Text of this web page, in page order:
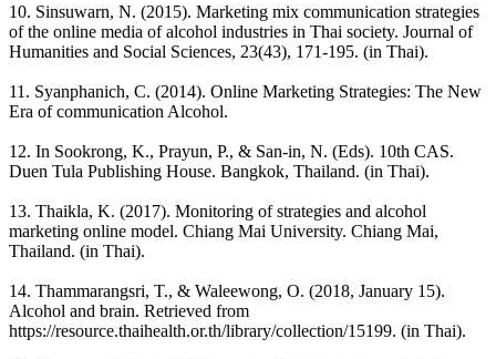
10. Sinsuwarn, N. (2015). Marketing mix communication strategies
of the online media of alcohol industries in Thai society. Journal of
Humanities and Social Sciences, 23(43), 171-195. (in Thai).
11. Syanphanich, C. (2014). Online Marketing Strategies: The New
Era of communication Alcohol.
12. In Sookrong, K., Prayun, P., & San-in, N. (Eds). 10th CAS.
Duen Tula Publishing House. Bangkok, Thailand. (in Thai).
13. Thaikla, K. (2017). Monitoring of strategies and alcohol
marketing online model. Chiang Mai University. Chiang Mai,
Thailand. (in Thai).
14. Thammarangsri, T., & Waleewong, O. (2018, January 15).
Alcohol and brain. Retrieved from
https://resource.thaihealth.or.th/library/collection/15199. (in Thai).